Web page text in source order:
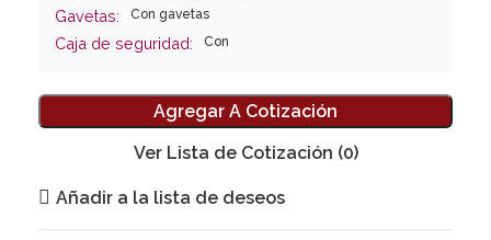
Gavetas: Con gavetas
Caja de seguridad: Con
Agregar A Cotización
Ver Lista de Cotización (0)
Añadir a la lista de deseos